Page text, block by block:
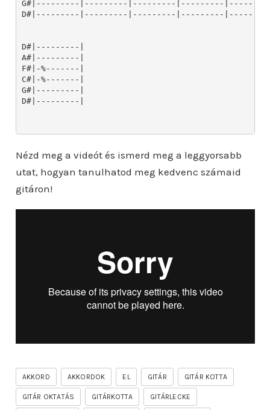
Nézd meg a videót és ismerd meg a leggyorsabb
utat, hogyan tanulhatod meg kedvenc számaid
gitáron!
AKKORD AKKORDOK EL GITÁR GITÁR KOTTA
GITÁR OKTATÁS GITÁRKOTTA GITÁRLECKE